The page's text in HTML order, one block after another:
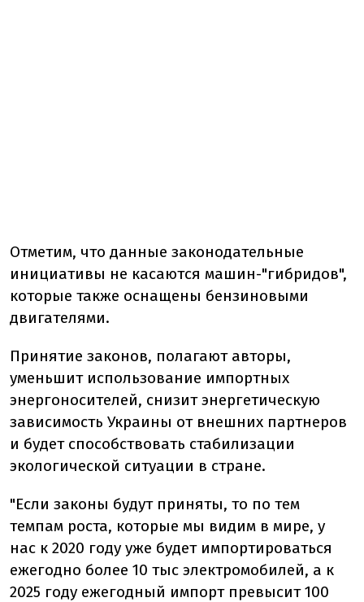
Отметим, что данные законодательные
инициативы не касаются машин-"гибридов",
которые также оснащены бензиновыми
двигателями.
Принятие законов, полагают авторы,
уменьшит использование импортных
энергоносителей, снизит энергетическую
зависимость Украины от внешних партнеров
и будет способствовать стабилизации
экологической ситуации в стране.
"Если законы будут приняты, то по тем
темпам роста, которые мы видим в мире, у
нас к 2020 году уже будет импортироваться
ежегодно более 10 тыс электромобилей, а к
2025 году ежегодный импорт превысит 100